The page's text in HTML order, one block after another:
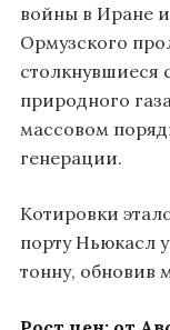
войны в Иране
Ормузского
природного
массовом
генерации.
Котировки
порту Ньюкасл
тонну, обновив